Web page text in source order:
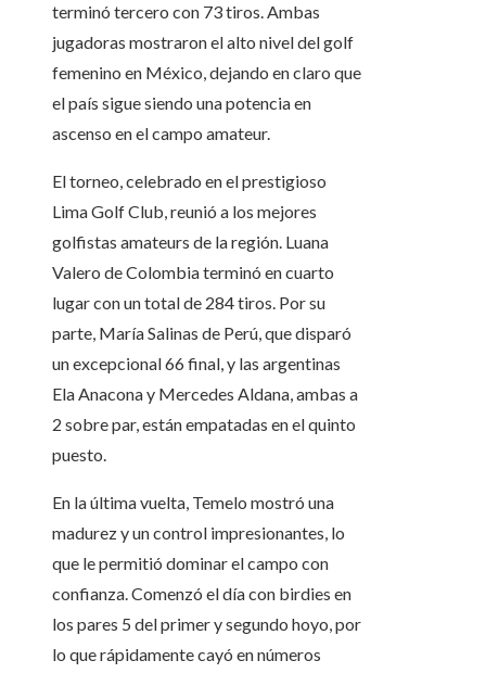
terminó tercero con 73 tiros. Ambas
jugadoras mostraron el alto nivel del golf
femenino en México, dejando en claro que
el país sigue siendo una potencia en
ascenso en el campo amateur.
El torneo, celebrado en el prestigioso
Lima Golf Club, reunió a los mejores
golfistas amateurs de la región. Luana
Valero de Colombia terminó en cuarto
lugar con un total de 284 tiros. Por su
parte, María Salinas de Perú, que disparó
un excepcional 66 final, y las argentinas
Ela Anacona y Mercedes Aldana, ambas a
2 sobre par, están empatadas en el quinto
puesto.
En la última vuelta, Temelo mostró una
madurez y un control impresionantes, lo
que le permitió dominar el campo con
confianza. Comenzó el día con birdies en
los pares 5 del primer y segundo hoyo, por
lo que rápidamente cayó en números